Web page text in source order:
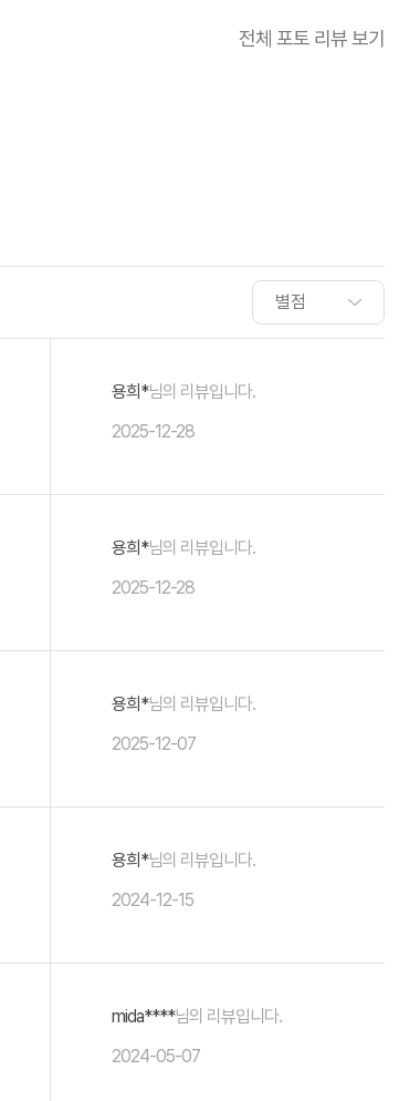
전체 포토 리뷰 보기
용희*님의 리뷰입니다.
2025-12-28
용희*님의 리뷰입니다.
2025-12-28
용희*님의 리뷰입니다.
2025-12-07
용희*님의 리뷰입니다.
2024-12-15
mida****님의 리뷰입니다.
2024-05-07